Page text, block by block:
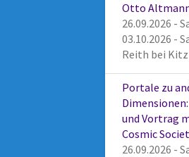
Otto
26.09.2026 -
03.10.2026 -
Reith bei
Portale zu
und Vortrag
Cosmic
26.09.2026 -